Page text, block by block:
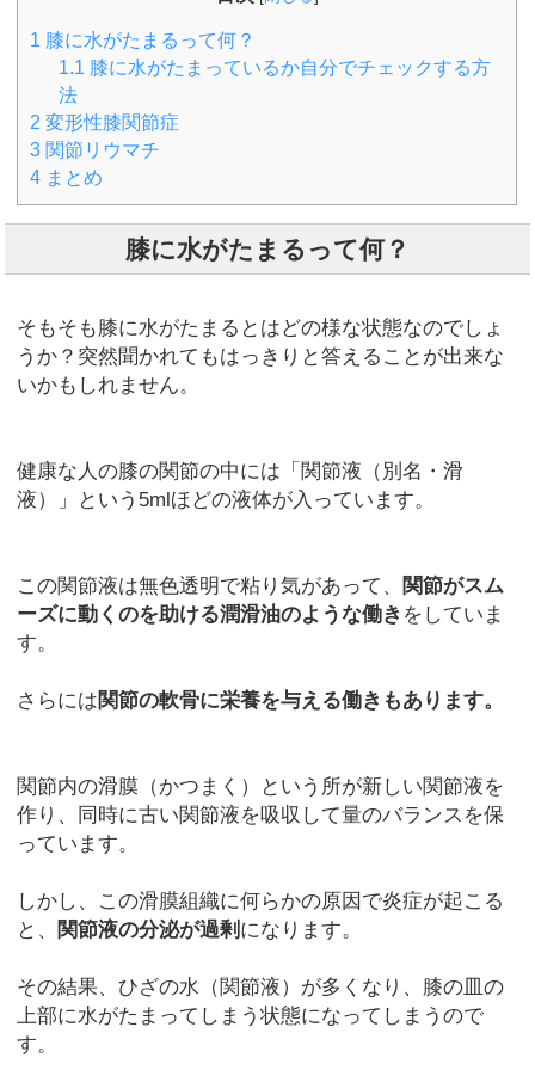
1 膝に水がたまるって何？
1.1膝に水がたまっているか自分でチェックする方
法
2 変形性膝関節症
3 関節リウマチ
4 まとめ
膝に水がたまるって何？
そもそも膝に水がたまるとはどの様な状態なのでしょ
うか？突然聞かれてもはっきりと答えることが出来な
いかもしれません。
健康な人の膝の関節の中には「関節液（別名・滑
液）」という5mlほどの液体が入っています。
この関節液は無色透明で粘り気があって、 関節がスム
ーズに動くのを助ける潤滑油のような働き をしていま
す。
さらには関節の軟骨に栄養を与える働きもあります。
関節内の滑膜（かつまく）という所が新しい関節液を
作り、同時に古い関節液を吸収して量のバランスを保
っています。
しかし、この滑膜組織に何らかの原因で炎症が起こる
と、 関節液の分泌が過剰 になります。
その結果、ひざの水（関節液）が多くなり、膝の皿の
上部に水がたまってしまう状態になってしまうので
す。